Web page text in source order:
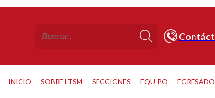
INICIO SOBRE LTSM SECCIONES EQUIPO